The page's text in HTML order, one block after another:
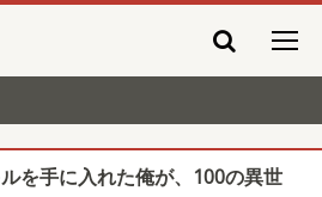
を手に入れた俺が、100の異世